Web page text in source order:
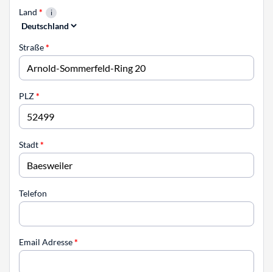
Land *
Straße*
PLZ*
Stadt*
Telefon
Email Adresse*